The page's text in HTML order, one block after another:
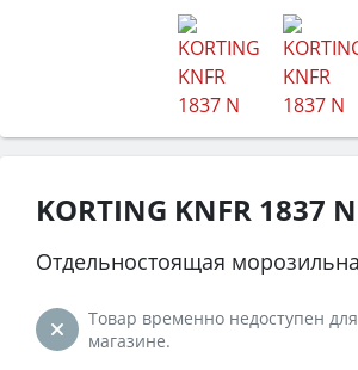
KORTING KNFR 1837 N
Отдельностоящая
Товар временно недоступен
магазине.